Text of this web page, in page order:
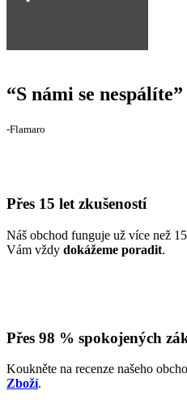
“S námi se nespálíte”
‐Flamaro
Přes 15 let zkušeností
Náš obchod funguje už více než
Vám vždy dokážeme poradit.
Přes 98 % spokojených
Koukněte na recenze našeho
Zboží.